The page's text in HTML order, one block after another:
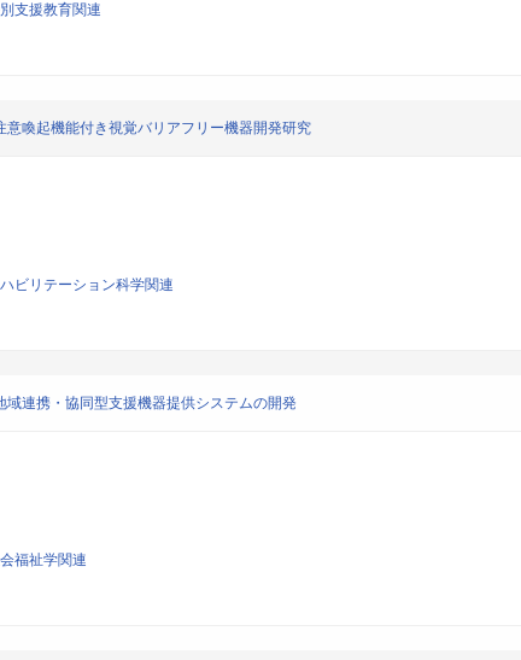
支援教育関連
喚起機能付き視覚バリアフリー機器開発研究
ビリテーション科学関連
連携・協同型支援機器提供システムの開発
福祉学関連